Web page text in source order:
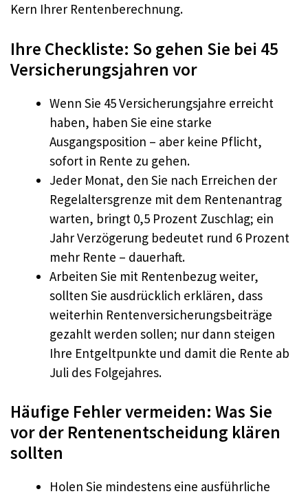
Kern Ihrer Rentenberechnung.
Ihre Checkliste: So gehen Sie bei 45
Versicherungsjahren vor
Wenn Sie 45 Versicherungsjahre erreicht
haben, haben Sie eine starke
Ausgangsposition – aber keine Pflicht,
sofort in Rente zu gehen.
Jeder Monat, den Sie nach Erreichen der
Regelaltersgrenze mit dem Rentenantrag
warten, bringt 0,5 Prozent Zuschlag; ein
Jahr Verzögerung bedeutet rund 6 Prozent
mehr Rente – dauerhaft.
Arbeiten Sie mit Rentenbezug weiter,
sollten Sie ausdrücklich erklären, dass
weiterhin Rentenversicherungsbeiträge
gezahlt werden sollen; nur dann steigen
Ihre Entgeltpunkte und damit die Rente ab
Juli des Folgejahres.
Häufige Fehler vermeiden: Was Sie
vor der Rentenentscheidung klären
sollten
Holen Sie mindestens eine ausführliche